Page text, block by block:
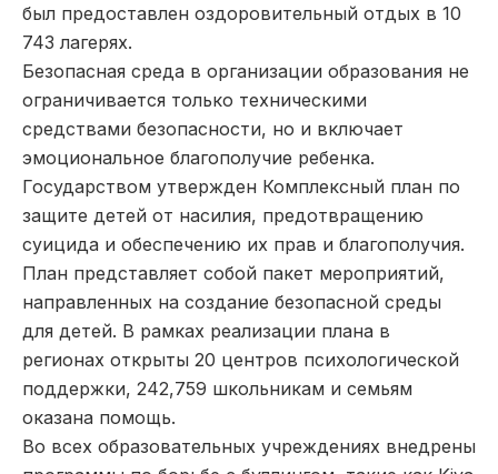
был предоставлен оздоровительный отдых в 10
743 лагерях.
Безопасная среда в организации образования не
ограничивается только техническими
средствами безопасности, но и включает
эмоциональное благополучие ребенка.
Государством утвержден Комплексный план по
защите детей от насилия, предотвращению
суицида и обеспечению их прав и благополучия.
План представляет собой пакет мероприятий,
направленных на создание безопасной среды
для детей. В рамках реализации плана в
регионах открыты 20 центров психологической
поддержки, 242,759 школьникам и семьям
оказана помощь.
Во всех образовательных учреждениях внедрены